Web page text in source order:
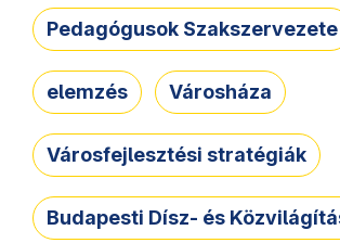
Pedagógusok Szakszervezete
elemzés Városháza
Városfejlesztési stratégiák
Budapesti Dísz- és